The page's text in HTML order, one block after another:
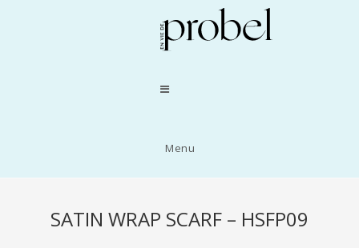
Menu
SATIN WRAP SCARF – HSFP09